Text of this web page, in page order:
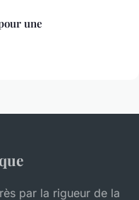
une
par la rigueur de la